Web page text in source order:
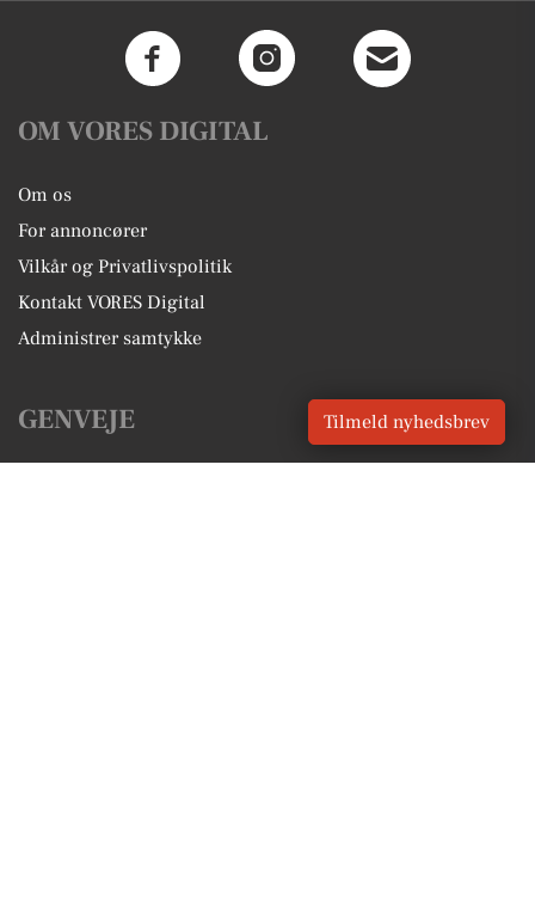
OM VORES DIGITAL
Om os
For annoncører
Vilkår og Privatlivspolitik
Kontakt VORES Digital
Administrer samtykke
GENVEJE Tilmeld nyhedsbrev